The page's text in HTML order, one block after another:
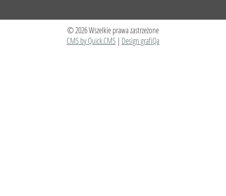
© 2026 Wszelkie prawa zastrzeżone
CMS by Quick.CMS | Design grafiQa